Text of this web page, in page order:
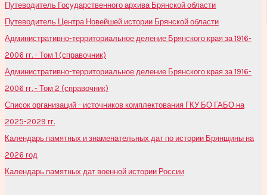
Путеводитель Государственного архива Брянской области
Путеводитель Центра Новейшей истории Брянской области
Административно-территориальное деление Брянского края за 1916-
2006 гг. - Том 1 (справочник)
Административно-территориальное деление Брянского края за 1916-
2006 гг. - Том 2 (справочник)
Список организаций - источников комплектования ГКУ БО ГАБО на
2025-2029 гг.
Календарь памятных и знаменательных дат по истории Брянщины на
2026 год
Календарь памятных дат военной истории России